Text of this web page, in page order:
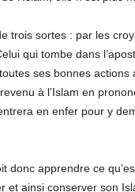
trois sortes : par les
qui tombe dans
ses bonnes actions
à l’Islam en
en enfer pour y
donc apprendre ce
et ainsi conserver son